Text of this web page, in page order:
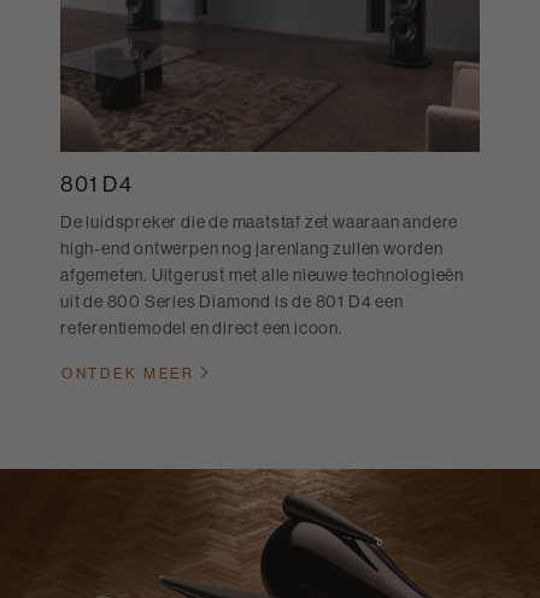
801 D4
De luidspreker die de maatstaf zet waaraan andere
high-end ontwerpen nog jarenlang zullen worden
afgemeten. Uitgerust met alle nieuwe technologieën
uit de 800 Series Diamond is de 801 D4 een
referentiemodel en direct een icoon.
ONTDEK MEER